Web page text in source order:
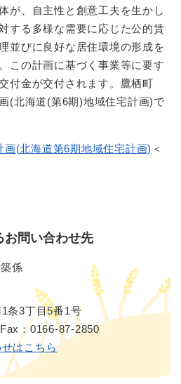
が、自主性と創意工夫を生かし
する多様な需要に応じた公的賃
並びに良好な居住環境の形成を
この計画に基づく事業等に要す
付金が交付されます。鷹栖町
(北海道(第6期)地域住宅計画)で
画(北海道第6期地域住宅計画) ＜
お問い合わせ先
係
条3丁目5番1号
Fax：0166-87-2850
はこちら